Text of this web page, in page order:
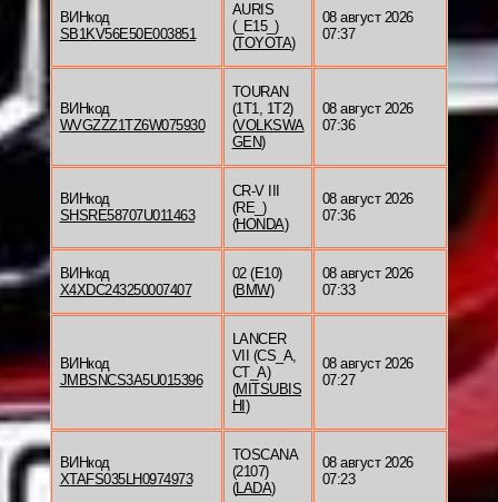
ВИНкод
SB1KV56E50E003851
AURIS
(_E15_)
(TOYOTA)
08 август 2026
07:37
ВИНкод
WVGZZZ1TZ6W075930
TOURAN
(1T1, 1T2)
(VOLKSWA
GEN)
08 август 2026
07:36
ВИНкод
SHSRE58707U011463
CR-V III
(RE_)
(HONDA)
08 август 2026
07:36
ВИНкод
X4XDC243250007407
02 (E10)
(BMW)
08 август 2026
07:33
ВИНкод
JMBSNCS3A5U015396
LANCER
VII (CS_A,
CT_A)
(MITSUBIS
HI )
08 август 2026
07:27
ВИНкод
XTAFS035LH0974973
TOSCANA
(2107)
(LADA)
08 август 2026
07:23